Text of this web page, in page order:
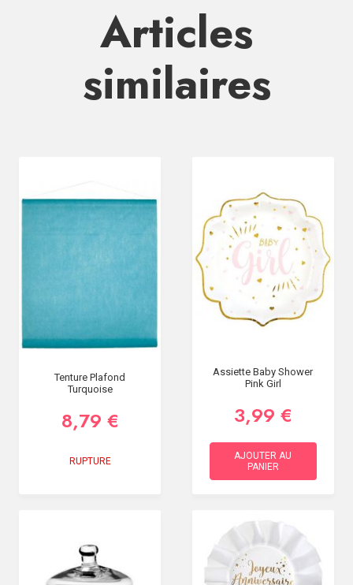
Articles
similaires
Tenture Plafond
Turquoise
8,79 €
RUPTURE
Assiette Baby Shower
Pink Girl
3,99 €
AJOUTER AU
PANIER